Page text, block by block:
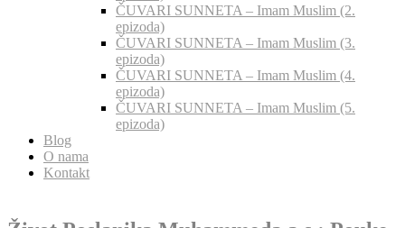
ČUVARI SUNNETA – Imam Muslim (2.
epizoda)
ČUVARI SUNNETA – Imam Muslim (3.
epizoda)
ČUVARI SUNNETA – Imam Muslim (4.
epizoda)
ČUVARI SUNNETA – Imam Muslim (5.
epizoda)
Blog
O nama
Kontakt